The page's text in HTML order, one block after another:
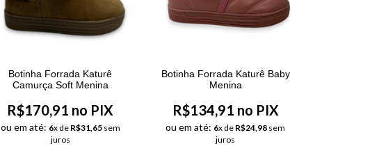
Botinha Forrada Katurê
Camurça Soft Menina
R$170,91 no PIX
ou em até: 6x de R$31,65sem
juros
Botinha Forrada Katurê Baby
Menina
R$134,91 no PIX
ou em até: 6x de R$24,98 sem
juros